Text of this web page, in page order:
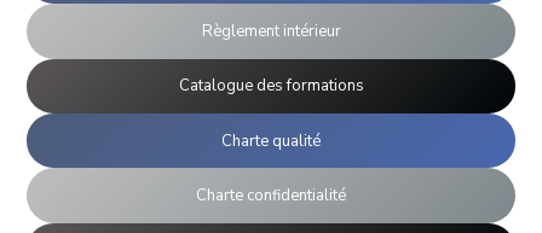
Règlement intérieur
Catalogue des formations
Charte qualité
Charte confidentialité